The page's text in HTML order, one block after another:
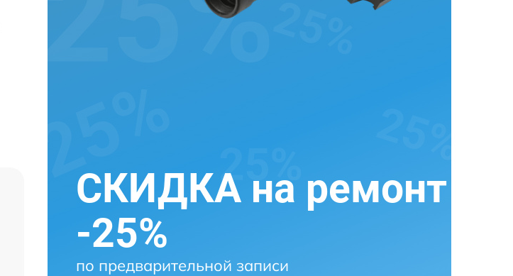
СКИДКА на ремонт
-25%
по предварительной записи